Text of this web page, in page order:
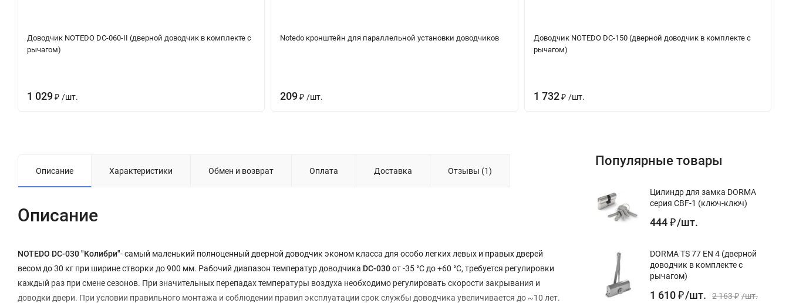
Доводчик NOTEDO DC-060-II (дверной доводчик в комплекте с
рычагом)
1 029 ₽ /шт.
Notedo кронштейн для параллельной установки доводчиков
209 ₽ /шт.
Доводчик NOTEDO DC-150 (дверной доводчик в комплекте с
рычагом)
1 732 ₽ /шт.
Описание Характеристики Обмен и возврат Оплата Доставка Отзывы (1)
Описание
NOTEDO DC-030 "Колибри"- самый маленький полноценный дверной доводчик эконом класса для особо легких левых и правых дверей
весом до 30 кг при ширине створки до 900 мм. Рабочий диапазон температур доводчика DC-030от -35 °С до +60 °С, требуется регулировки
каждый раз при смене сезонов. При значительных перепадах температуры воздуха необходимо регулировать скорости закрывания и
доводки двери. При условии правильного монтажа и соблюдении правил эксплуатации срок службы доводчика увеличивается до ~10 лет.
Популярные товары
Цилиндр для замка DORMA
серия CBF-1 (ключ-ключ)
444 ₽ /шт.
DORMA TS 77 EN 4 (дверной
доводчик в комплекте с
рычагом)
1 610 ₽ /шт. 2 163 ₽ /шт.